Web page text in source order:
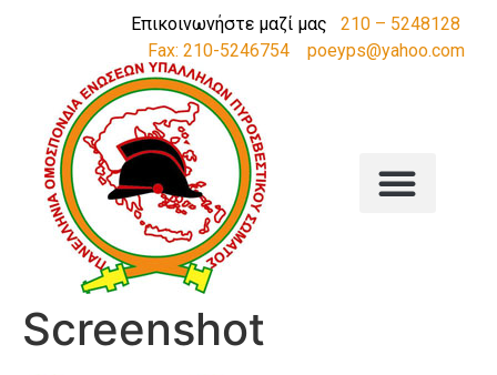
Επικοινωνήστε μαζί μας 210 – 5248128
Fax: 210-5246754
poeyps@yahoo.com
Screenshot